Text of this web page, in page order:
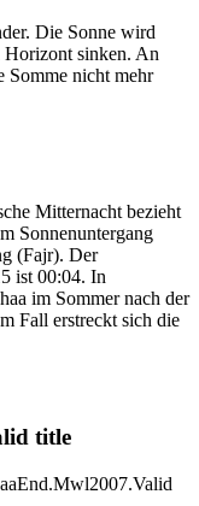
Die Sonne wird
Horizont sinken. An
Somme nicht mehr
Mitternacht bezieht
Sonnenuntergang
(Fajr). Der
ist 00:04. In
im Sommer nach der
Fall erstreckt sich die
title